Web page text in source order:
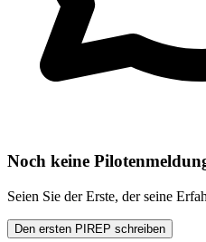
Noch keine
Seien Sie der Erste, der seine
Den ersten PIREP schreiben